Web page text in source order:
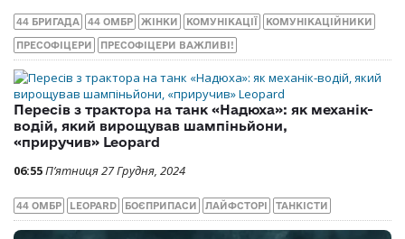
44 БРИГАДА 44 ОМБР ЖІНКИ КОМУНІКАЦІЇ КОМУНІКАЦІЙНИКИ
ПРЕСОФІЦЕРИ ПРЕСОФІЦЕРИ ВАЖЛИВІ!
Пересів з трактора на танк «Надюха»: як механік-
водій, який вирощував шампіньйони,
«приручив» Leopard
06:55П’ятниця 27 Грудня, 2024
44 ОМБР LEOPARD БОЄПРИПАСИ ЛАЙФСТОРІ ТАНКІСТИ